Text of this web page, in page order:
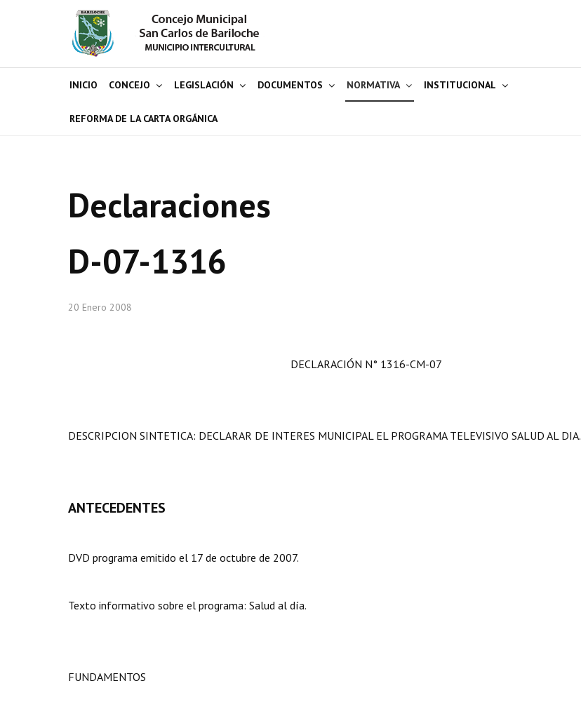
INICIO CONCEJO LEGISLACIÓN DOCUMENTOS NORMATIVA INSTITUCIONAL
REFORMA DE LA CARTA ORGÁNICA
Declaraciones
D-07-1316
20 Enero 2008
DECLARACIÓN N° 1316-CM-07
DESCRIPCION SINTETICA: DECLARAR DE INTERES MUNICIPAL EL PROGRAMA TELEVISIVO SALUD AL DIA.
ANTECEDENTES
DVD programa emitido el 17 de octubre de 2007.
Texto informativo sobre el programa: Salud al día.
FUNDAMENTOS